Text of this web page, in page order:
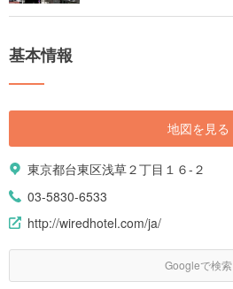
基本情報
地図を見る
東京都台東区浅草２丁目１６-２
03-5830-6533
http://wiredhotel.com/ja/
Googleで検索